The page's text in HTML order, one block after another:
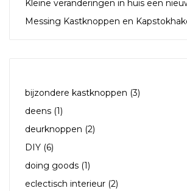
Kleine veranderingen in huis een
Messing Kastknoppen en
bijzondere kastknoppen (3)
deens (1)
deurknoppen (2)
DIY (6)
doing goods (1)
eclectisch interieur (2)